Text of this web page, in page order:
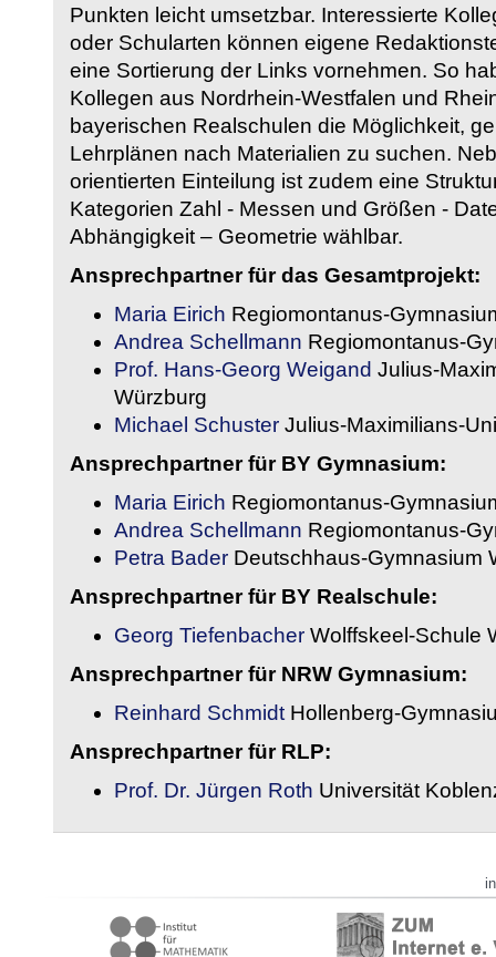
Punkten leicht umsetzbar. Interessierte
oder Schularten können eigene
eine Sortierung der Links vornehmen. So
Kollegen aus Nordrhein-Westfalen und
bayerischen Realschulen die Möglichkeit,
Lehrplänen nach Materialien zu suchen.
orientierten Einteilung ist zudem eine
Kategorien Zahl - Messen und Größen -
Abhängigkeit – Geometrie wählbar.
Ansprechpartner für das Gesamtprojekt:
Maria Eirich Regiomontanus-
Andrea Schellmann Regiomontanus-
Prof. Hans-Georg Weigand Julius-
Würzburg
Michael Schuster Julius-Maximilians-
Ansprechpartner für BY Gymnasium:
Maria Eirich Regiomontanus-
Andrea Schellmann Regiomontanus-
Petra Bader Deutschhaus-Gymnasium
Ansprechpartner für BY Realschule:
Georg Tiefenbacher Wolffskeel-Schule
Ansprechpartner für NRW Gymnasium:
Reinhard Schmidt Hollenberg-
Ansprechpartner für RLP:
Prof. Dr. Jürgen Roth Universität